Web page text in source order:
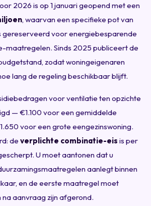
2026 is op 1 januari geopend met een
, waarvan een specifieke pot van
gereserveerd voor energiebesparende
maatregelen. Sinds 2025 publiceert de
zodat woningeigenaren
lang de regeling beschikbaar blijft.
voor ventilatie ten opzichte
— €1.100 voor een gemiddelde
voor een grote eengezinswoning.
de verplichte combinatie-eis is per
U moet aantonen dat u
aanlegt binnen
en de eerste maatregel moet
na aanvraag zijn afgerond.